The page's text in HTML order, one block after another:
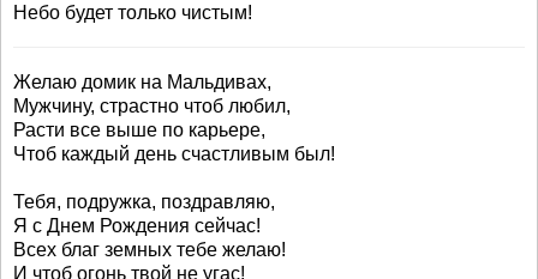
Небо будет только чистым!
Желаю домик на Мальдивах,
Мужчину, страстно чтоб любил,
Расти все выше по карьере,
Чтоб каждый день счастливым был!
Тебя, подружка, поздравляю,
Я с Днем Рождения сейчас!
Всех благ земных тебе желаю!
И чтоб огонь твой не угас!